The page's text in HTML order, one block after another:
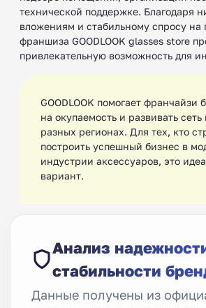
технической поддержке. Благодаря
вложениям и стабильному спросу на
франшиза GOODLOOK glasses store
привлекательную возможность для
GOODLOOK помогает франчайзи
на окупаемость и развивать сеть
разных регионах. Для тех, кто
построить успешный бизнес в
индустрии аксессуаров, это
вариант.
Анализ
стабильности
Данные получены из